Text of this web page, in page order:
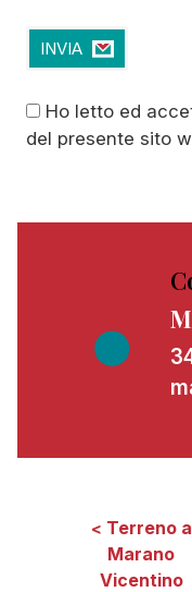
Ho letto ed
del presente sito
< Terreno a
Marano
Vicentino